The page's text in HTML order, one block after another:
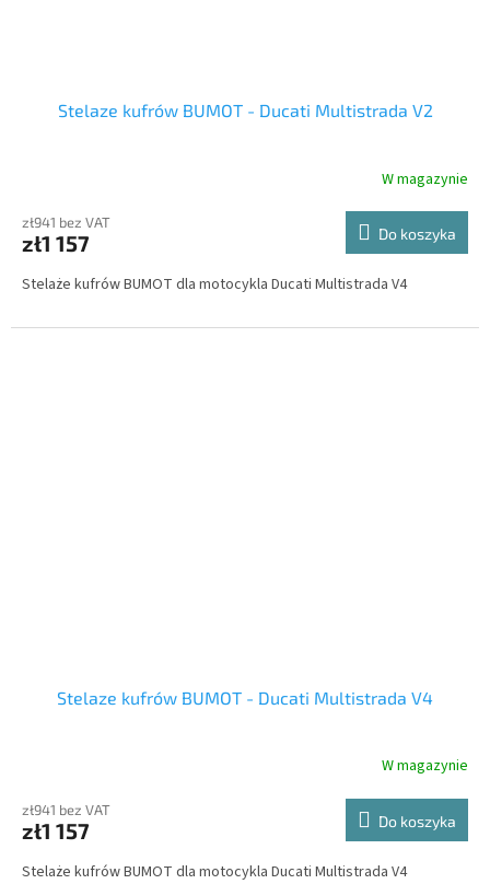
Stelaze kufrów BUMOT - Ducati Multistrada V2
W magazynie
zł941 bez VAT
zł1 157 Do koszyka
Stelaże kufrów BUMOT dla motocykla Ducati Multistrada V4
Stelaze kufrów BUMOT - Ducati Multistrada V4
W magazynie
zł941 bez VAT
zł1 157 Do koszyka
Stelaże kufrów BUMOT dla motocykla Ducati Multistrada V4